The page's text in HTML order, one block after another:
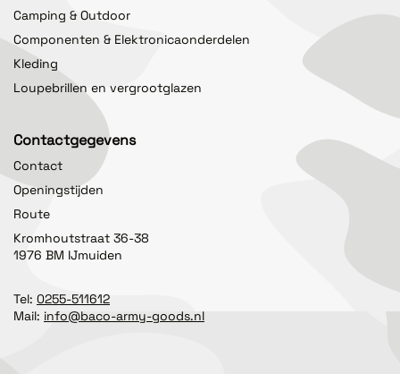
Camping & Outdoor
Componenten & Elektronicaonderdelen
Kleding
Loupebrillen en vergrootglazen
Contactgegevens
Contact
Openingstijden
Route
Kromhoutstraat 36-38
1976 BM IJmuiden
Tel: 0255-511612
Mail: info@baco-army-goods.nl